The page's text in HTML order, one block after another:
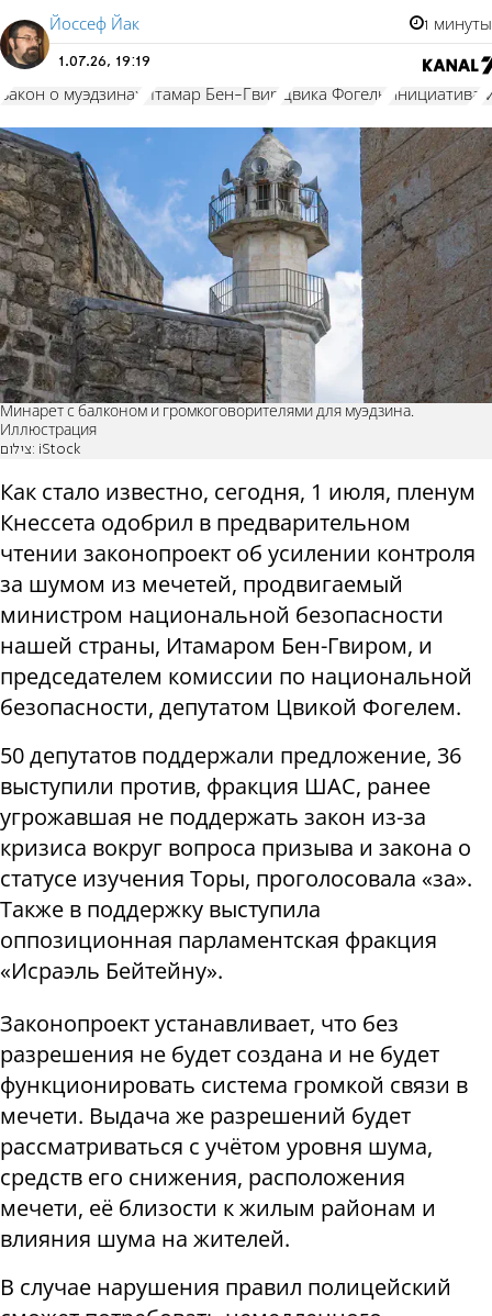
Йоссеф Йак 1 минуты
1.07.26, 19:19
Закон о муэдзинах Итамар Бен-Гвир Цвика Фогель инициатива
Минарет с балконом и громкоговорителями для муэдзина.
Иллюстрация
צילום: iStock
Как стало известно, сегодня, 1 июля, пленум
Кнессета одобрил в предварительном
чтении законопроект об усилении контроля
за шумом из мечетей, продвигаемый
министром национальной безопасности
нашей страны, Итамаром Бен-Гвиром, и
председателем комиссии по национальной
безопасности, депутатом Цвикой Фогелем.
50 депутатов поддержали предложение, 36
выступили против, фракция ШАС, ранее
угрожавшая не поддержать закон из-за
кризиса вокруг вопроса призыва и закона о
статусе изучения Торы, проголосовала «за».
Также в поддержку выступила
оппозиционная парламентская фракция
«Исраэль Бейтейну».
Законопроект устанавливает, что без
разрешения не будет создана и не будет
функционировать система громкой связи в
мечети. Выдача же разрешений будет
рассматриваться с учётом уровня шума,
средств его снижения, расположения
мечети, её близости к жилым районам и
влияния шума на жителей.
В случае нарушения правил полицейский